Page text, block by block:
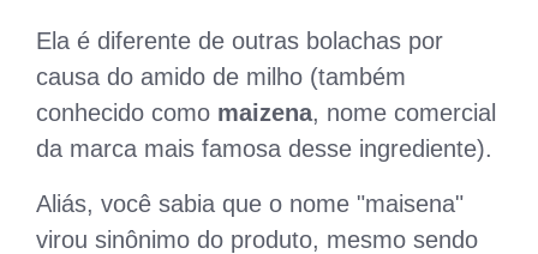
Ela é diferente de outras bolachas por
causa do amido de milho (também
conhecido como maizena, nome comercial
da marca mais famosa desse ingrediente).
Aliás, você sabia que o nome "maisena"
virou sinônimo do produto, mesmo sendo